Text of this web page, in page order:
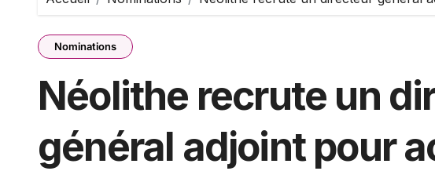
Nominations
Néolithe recrute un
général adjoint pour